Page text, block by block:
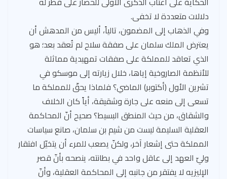
دلالات متعددة لا تخفى.
وفي الذهاب إلى المضمون، تالياً، أليس من المدهش أن
يعترض الملك سلمان على صفقة سلاح لم تُعقد بعد؛ هو
الذي تعاقد للمملكة على صفقات تمهيدية مماثلة
للأنظمة الصاروخية إياها، خلال زيارته إلى موسكو في
تشرين الأول (أكتوبر) الماضي؟ فلماذا يحقّ للمملكة ما
تسعى إلى منعه على جارة وشقيقة، أياً كان الخلاف
والشقاق، من حيث المنطق البسيط؟ صحيح أنّ المحاكمة
العقلية السليمة ليست من شيم بن سلمان، صانع سياسات
المملكة حتى إشعار آخر، ولكنّ يصعب للمرء أن يتخيّل افتقار
وليّ العهد إلى عاقل واحد في بطانته، ينصحه بأنّ قصر
الإليزيه لا يفتقر من جانبه إلى المحاكمة العقلية، وأنّ